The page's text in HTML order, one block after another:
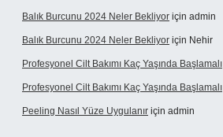
Balık Burcunu 2024 Neler Bekliyor için admin
Balık Burcunu 2024 Neler Bekliyor için Nehir
Profesyonel Cilt Bakımı Kaç Yaşında Başlamalı
Profesyonel Cilt Bakımı Kaç Yaşında Başlamalı
Peeling Nasıl Yüze Uygulanır için admin